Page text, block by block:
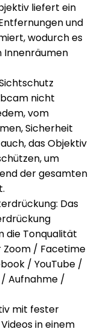
liefert ein
und
wodurch es
Innenräumen
nicht
vom
Sicherheit
das Objektiv
um
der gesamten
Das
die Tonqualität
Zoom / Facetime
/ YouTube /
Aufnahme /
mit fester
in einem